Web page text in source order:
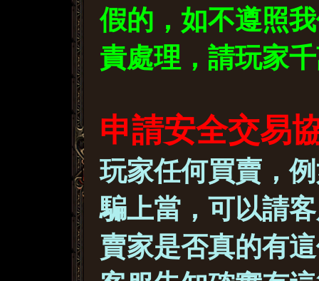
假的，如不遵照
責處理，請玩家
申請安全交易
玩家任何買賣，
騙上當，可以請
賣家是否真的有